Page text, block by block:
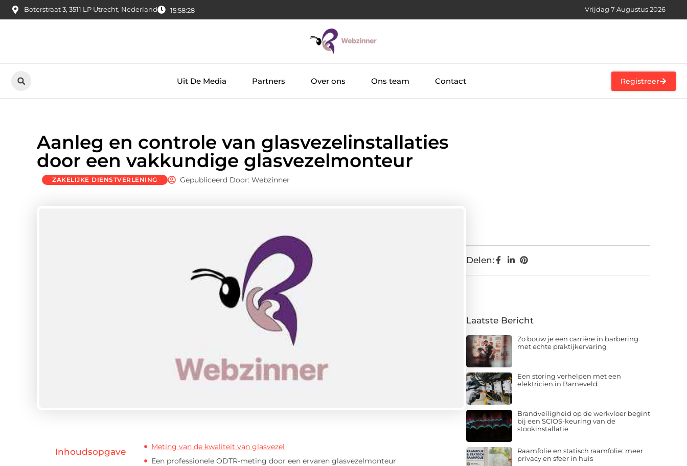
Boterstraat 3, 3511 LP Utrecht, Nederland 15:58:29 Vrijdag 7 Augustus 2026
Uit De Media Partners Over ons Ons team Contact Registreer
Aanleg en controle van glasvezelinstallaties
door een vakkundige glasvezelmonteur
ZAKELIJKE DIENSTVERLENING Gepubliceerd Door: Webzinner
Inhoudsopgave
Meting van de kwaliteit van glasvezel
Een professionele ODTR-meting door een ervaren glasvezelmonteur
Delen:
Laatste Bericht
Zo bouw je een carrière in barbering
met echte praktijkervaring
Een storing verhelpen met een
elektricien in Barneveld
Brandveiligheid op de werkvloer begint
bij een SCIOS-keuring van de
stookinstallatie
Raamfolie en statisch raamfolie: meer
privacy en sfeer in huis